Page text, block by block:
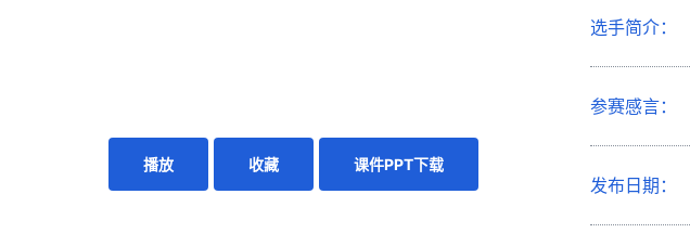
播放 收藏 课件PPT下载
选手简介：
参赛感言：
发布日期：